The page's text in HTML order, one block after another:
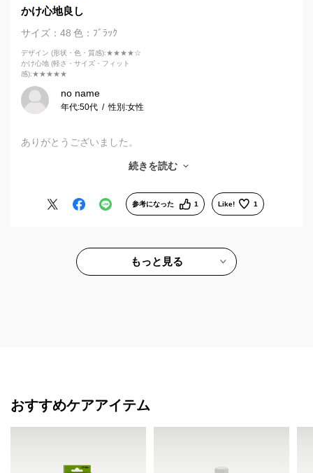
かけ心地良し
サイズ：48 色：ﾌﾞﾗｯｸ
デザイン (形状・色・質感):★★★★☆
かけ心地 (軽さ・サイズ・フィット
感):★★★★★
no name
年代:50代 性別:女性
ありがとうございました。
オンラインのセールでとりあえず１つないとと思い購入しまし
同じ度数で作成しましたが、メインで使用していたものより見
やすく、購入したものばかりを使用しています。
今回、いつもと少しちがう形にチャレンジできたのはセールの
おかげです。次回はお店でじっくり悩むか思案中です。
続きを読む
参考になった 1 Like! 1
もっと見る
おすすめケアアイテム